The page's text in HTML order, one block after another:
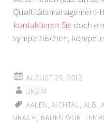
Qualtitätsmanagement-
kontaktieren Sie doch
sympathischen,
AUGUST 29, 2012
UKEIM
AALEN, AICHTAL, ALB,
URACH, BADEN-